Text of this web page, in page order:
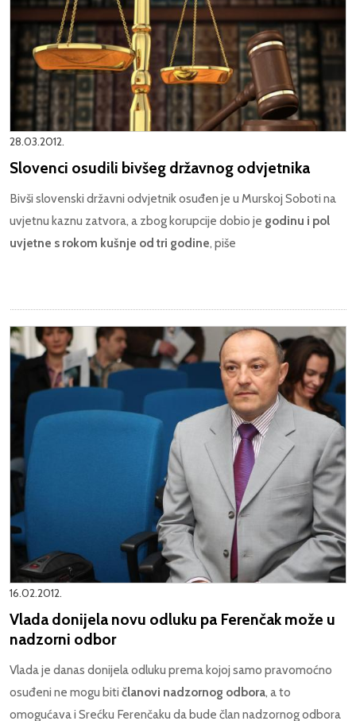
28.03.2012.
Slovenci osudili bivšeg državnog odvjetnika
Bivši slovenski državni odvjetnik osuđen je u Murskoj Soboti na
uvjetnu kaznu zatvora, a zbog korupcije dobio je godinu i pol
uvjetne s rokom kušnje od tri godine, piše
16.02.2012.
Vlada donijela novu odluku pa Ferenčak može u
nadzorni odbor
Vlada je danas donijela odluku prema kojoj samo pravomoćno
osuđeni ne mogu biti članovi nadzornog odbora, a to
omogućava i Srećku Ferenčaku da bude član nadzornog odbora